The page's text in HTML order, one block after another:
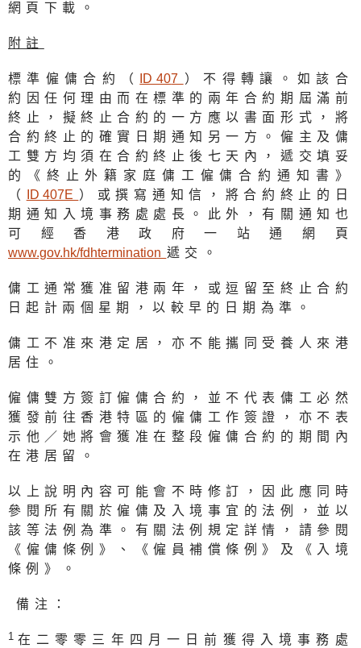
網頁下載。
附註
標準僱傭合約（ ID 407 ）不得轉讓。如該合
約因任何理由而在標準的兩年合約期屆滿前
終止，擬終止合約的一方應以書面形式，將
合約終止的確實日期通知另一方。僱主及傭
工雙方均須在合約終止後七天內，遞交填妥
的《終止外籍家庭傭工僱傭合約通知書》
（
ID 407E ）或撰寫通知信，將合約終止的日
期通知入境事務處處長。此外，有關通知也
可經香港政府一站通網頁
www.gov.hk/fdhtermination 遞交。
傭工通常獲准留港兩年，或逗留至終止合約
日起計兩個星期，以較早的日期為準。
傭工不准來港定居，亦不能攜同受養人來港
居住。
僱傭雙方簽訂僱傭合約，並不代表傭工必然
獲發前往香港特區的僱傭工作簽證，亦不表
示他／她將會獲准在整段僱傭合約的期間內
在港居留。
以上說明內容可能會不時修訂，因此應同時
參閱所有關於僱傭及入境事宜的法例，並以
該等法例為準。有關法例規定詳情，請參閱
《僱傭條例》、《僱員補償條例》及《入境
條例》。
備注：
1 在二零零三年四月一日前獲得入境事務處